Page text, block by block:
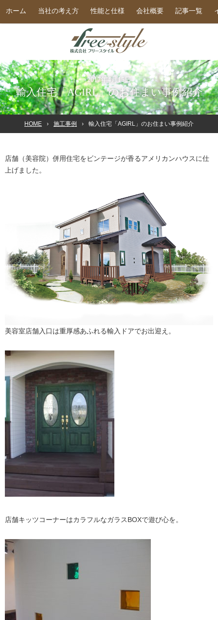
ホーム 当社の考え方 性能と仕様 会社概要 記事一覧
2017年4月15日
輸入住宅「AGIRL」のお住まい事例紹介
HOME 施工事例 輸入住宅「AGIRL」のお住まい事例紹介
店舗（美容院）併用住宅をビンテージが香るアメリカンハウスに仕
上げました。
美容室店舗入口は重厚感あふれる輸入ドアでお出迎え。
店舗キッツコーナーはカラフルなガラスBOXで遊び心を。